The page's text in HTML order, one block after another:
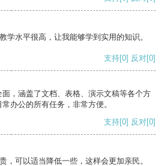
学水平很高，让我能够学到实用的知识。
支持[0] 反对[0]
，涵盖了文档、表格、演示文稿等各个方
办公的所有任务，非常方便。
支持[0] 反对[0]
，可以适当降低一些，这样会更加亲民。